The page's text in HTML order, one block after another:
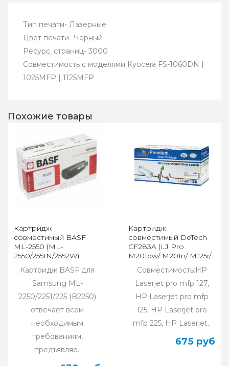
Тип печати- Лазерные
Цвет печати- Черный
Ресурс, страниц- 3000
Совместимость с моделями Kyocera FS-1060DN |
1025MFP | 1125MFP
Похожие товары
Картридж
совместимый BASF
ML-2550 (ML-
2550/2551N/2552W)
(уценка)
Картридж BASF для
Samsung ML-
2250/2251/225 (B2250)
отвечает всем
необходимым
требованиям,
предъявляе..
Картридж
совместимый DeTech
CF283A (LJ Pro
M201dw/ M201n/ M125r/
M125ra/ M225dn/
M225dw)
Совместимость:HP
Laserjet pro mfp 127,
HP Laserjet pro mfp
125, HP Laserjet pro
mfp 225, HP Laserjet..
675 руб